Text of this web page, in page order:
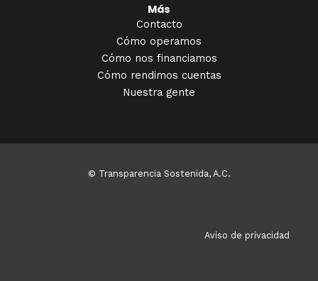
Más
Contacto
Cómo operamos
Cómo nos financiamos
Cómo rendimos cuentas
Nuestra gente
© Transparencia Sostenida, A.C.
Aviso de privacidad